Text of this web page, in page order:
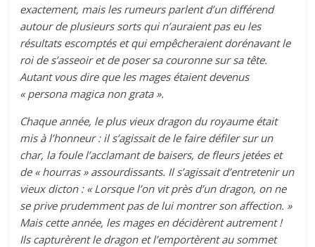
exactement, mais les rumeurs parlent d’un différend
autour de plusieurs sorts qui n’auraient pas eu les
résultats escomptés et qui empêcheraient dorénavant le
roi de s’asseoir et de poser sa couronne sur sa tête.
Autant vous dire que les mages étaient devenus
« persona magica non grata ».
Chaque année, le plus vieux dragon du royaume était
mis à l’honneur : il s’agissait de le faire défiler sur un
char, la foule l’acclamant de baisers, de fleurs jetées et
de « hourras » assourdissants. Il s’agissait d’entretenir un
vieux dicton : « Lorsque l’on vit près d’un dragon, on ne
se prive prudemment pas de lui montrer son affection. »
Mais cette année, les mages en décidèrent autrement !
Ils capturèrent le dragon et l’emportèrent au sommet